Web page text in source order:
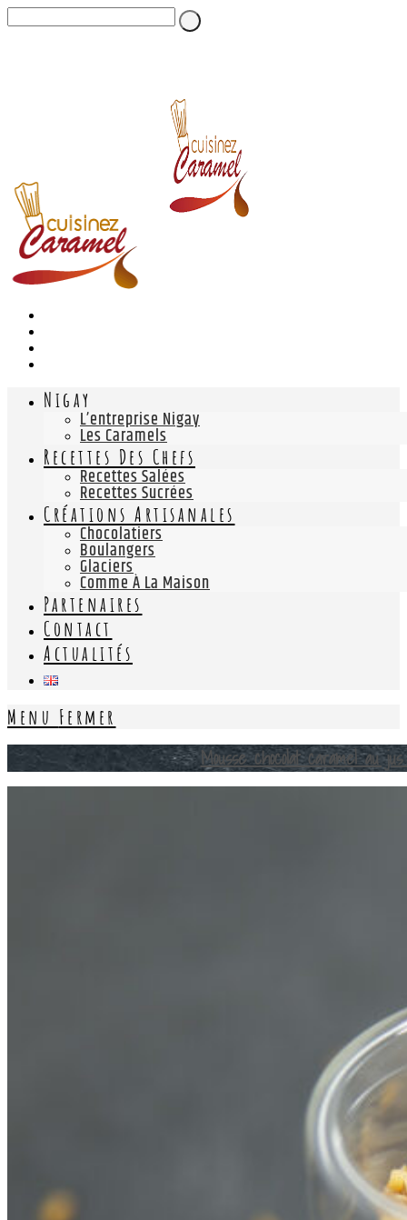
Nigay
L’entreprise Nigay
Les Caramels
Recettes Des Chefs
Recettes Salées
Recettes Sucrées
Créations Artisanales
Chocolatiers
Boulangers
Glaciers
Comme À La Maison
Partenaires
Contact
Actualités
Menu Fermer
Mousse chocolat caramel au